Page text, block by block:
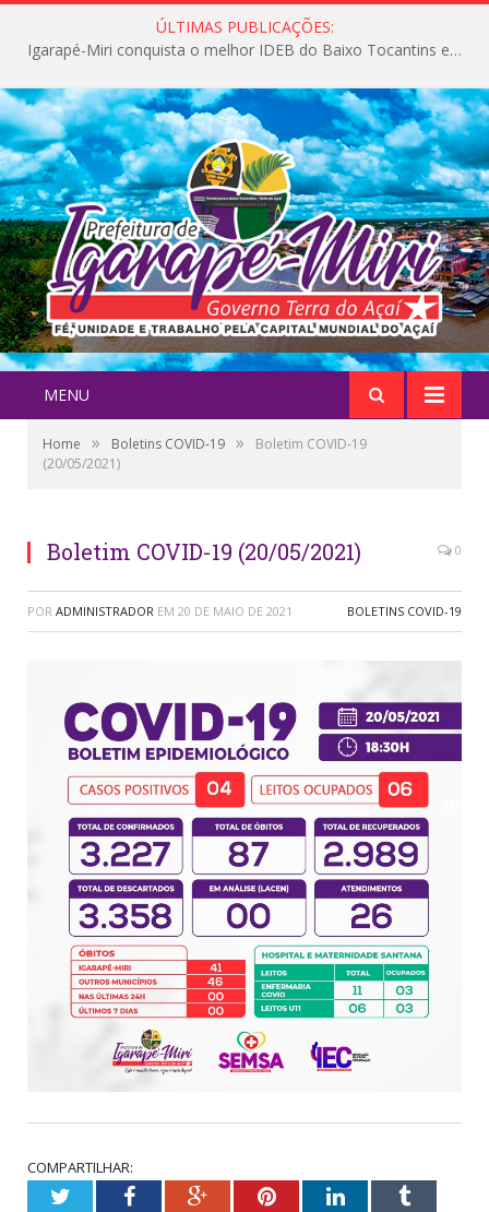
ÚLTIMAS PUBLICAÇÕES:
Igarapé-Miri conquista o melhor IDEB do Baixo Tocantins e avança na qualidade da educação pública
MENU
Home » Boletins COVID-19 »
Boletim COVID-19
(20/05/2021)
Boletim COVID-19 (20/05/2021) 0
POR ADMINISTRADOR EM 20 DE MAIO DE 2021 BOLETINS COVID-19
COMPARTILHAR:
TwitterFacebookGoogle+PinterestLinkedInTumblr